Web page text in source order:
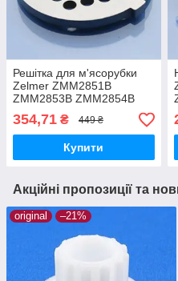
Решітка для м'ясорубки
Zelmer ZMM2851B
ZMM2853B ZMM2854B
ZMM2855B ZMM4045B
SHGL806A нержавійка для
котлет
354,71 ₴ 449 ₴
Купити
Акційні пропозиції та
original –21%